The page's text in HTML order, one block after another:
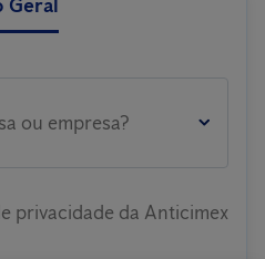
Geral
ou empresa?
privacidade da Anticimex